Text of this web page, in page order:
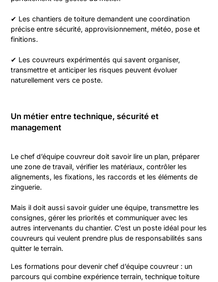
✔ Les chantiers de toiture demandent une coordination
précise entre sécurité, approvisionnement, météo, pose et
finitions.
✔ Les couvreurs expérimentés qui savent organiser,
transmettre et anticiper les risques peuvent évoluer
naturellement vers ce poste.
Un métier entre technique, sécurité et
management
Le chef d’équipe couvreur doit savoir lire un plan, préparer
une zone de travail, vérifier les matériaux, contrôler les
alignements, les fixations, les raccords et les éléments de
zinguerie.
Mais il doit aussi savoir guider une équipe, transmettre les
consignes, gérer les priorités et communiquer avec les
autres intervenants du chantier. C’est un poste idéal pour les
couvreurs qui veulent prendre plus de responsabilités sans
quitter le terrain.
Les formations pour devenir chef d’équipe couvreur : un
parcours qui combine expérience terrain, technique toiture